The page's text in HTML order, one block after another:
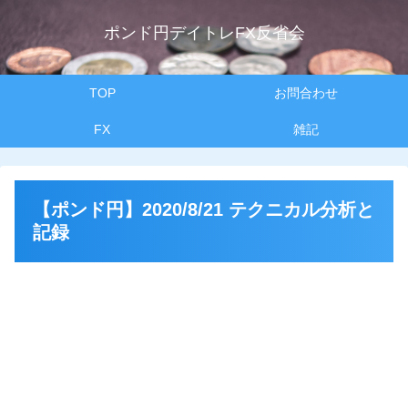
ポンド円デイトレFX反省会
TOP お問合わせ
FX 雑記
【ポンド円】2020/8/21 テクニカル分析と
記録